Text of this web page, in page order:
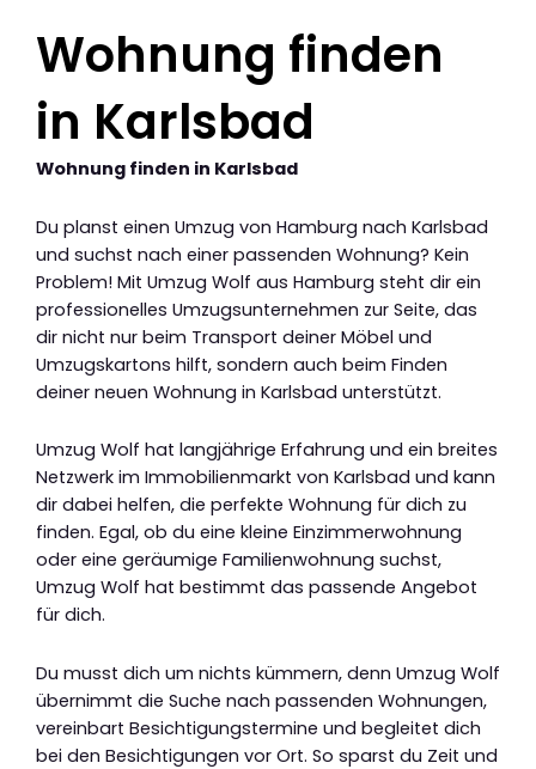
Wohnung finden
in Karlsbad
Wohnung finden in Karlsbad
Du planst einen Umzug von Hamburg nach Karlsbad
und suchst nach einer passenden Wohnung? Kein
Problem! Mit Umzug Wolf aus Hamburg steht dir ein
professionelles Umzugsunternehmen zur Seite, das
dir nicht nur beim Transport deiner Möbel und
Umzugskartons hilft, sondern auch beim Finden
deiner neuen Wohnung in Karlsbad unterstützt.
Umzug Wolf hat langjährige Erfahrung und ein breites
Netzwerk im Immobilienmarkt von Karlsbad und kann
dir dabei helfen, die perfekte Wohnung für dich zu
finden. Egal, ob du eine kleine Einzimmerwohnung
oder eine geräumige Familienwohnung suchst,
Umzug Wolf hat bestimmt das passende Angebot
für dich.
Du musst dich um nichts kümmern, denn Umzug Wolf
übernimmt die Suche nach passenden Wohnungen,
vereinbart Besichtigungstermine und begleitet dich
bei den Besichtigungen vor Ort. So sparst du Zeit und